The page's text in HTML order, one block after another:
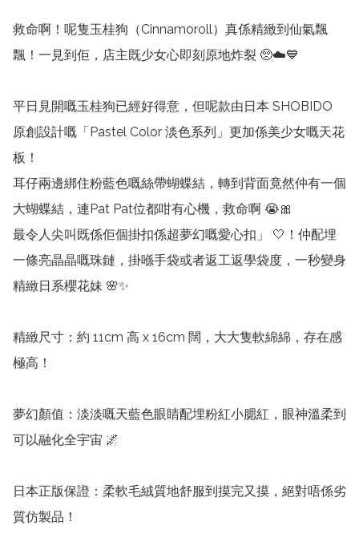
救命啊！呢隻玉桂狗（Cinnamoroll）真係精緻到仙氣飄
飄！一見到佢，店主既少女心即刻原地炸裂 🥺☁️💙
平日見開嘅玉桂狗已經好得意，但呢款由日本 SHOBIDO
原創設計嘅「Pastel Color 淡色系列」更加係美少女嘅天花
板！
耳仔兩邊綁住粉藍色嘅絲帶蝴蝶結，轉到背面竟然仲有一個
大蝴蝶結，連Pat Pat位都咁有心機，救命啊 😭🎀
最令人尖叫既係佢個掛扣係超夢幻嘅愛心扣」 🤍！仲配埋
一條亮晶晶嘅珠鏈，掛喺手袋或者返工返學袋度，一秒變身
精緻日系櫻花妹 🌸✨
精緻尺寸：約 11cm 高 x 16cm 闊，大大隻軟綿綿，存在感
極高！
夢幻顏值：淡淡嘅天藍色眼睛配埋粉紅小腮紅，眼神溫柔到
可以融化全宇宙 🌌
日本正版保證：柔軟毛絨質地舒服到摸完又摸，絕對唔係劣
質仿製品！